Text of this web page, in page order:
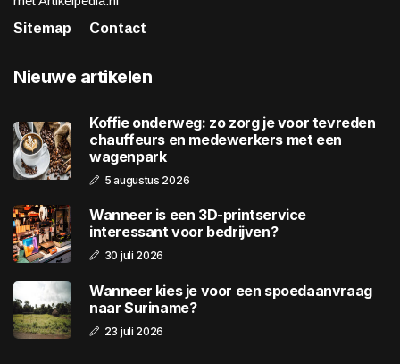
Sitemap
Contact
Nieuwe artikelen
Koffie onderweg: zo zorg je voor tevreden
chauffeurs en medewerkers met een
wagenpark
5 augustus 2026
Wanneer is een 3D-printservice
interessant voor bedrijven?
30 juli 2026
Wanneer kies je voor een spoedaanvraag
naar Suriname?
23 juli 2026